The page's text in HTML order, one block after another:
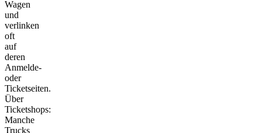
Wagen
und
verlinken
oft
auf
deren
Anmelde-
oder
Ticketseiten.
Über
Ticketshops:
Manche
Trucks